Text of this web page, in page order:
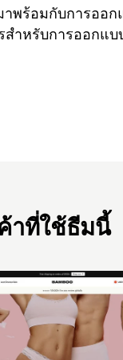
าพร้อมกับการออ
สำหรับการออกแบ
าที่ใช้ธีมนี้